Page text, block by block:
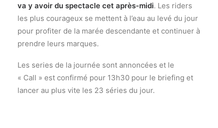
va y avoir du spectacle cet après-midi. Les riders
les plus courageux se mettent à l’eau au levé du jour
pour profiter de la marée descendante et continuer à
prendre leurs marques.
Les series de la journée sont annoncées et le
« Call » est confirmé pour 13h30 pour le briefing et
lancer au plus vite les 23 séries du jour.